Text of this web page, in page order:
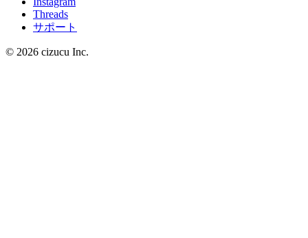
Threads
サポート
© 2026 cizucu Inc.